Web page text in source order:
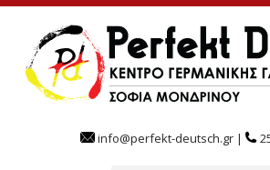
info@perfekt-deutsch.gr |